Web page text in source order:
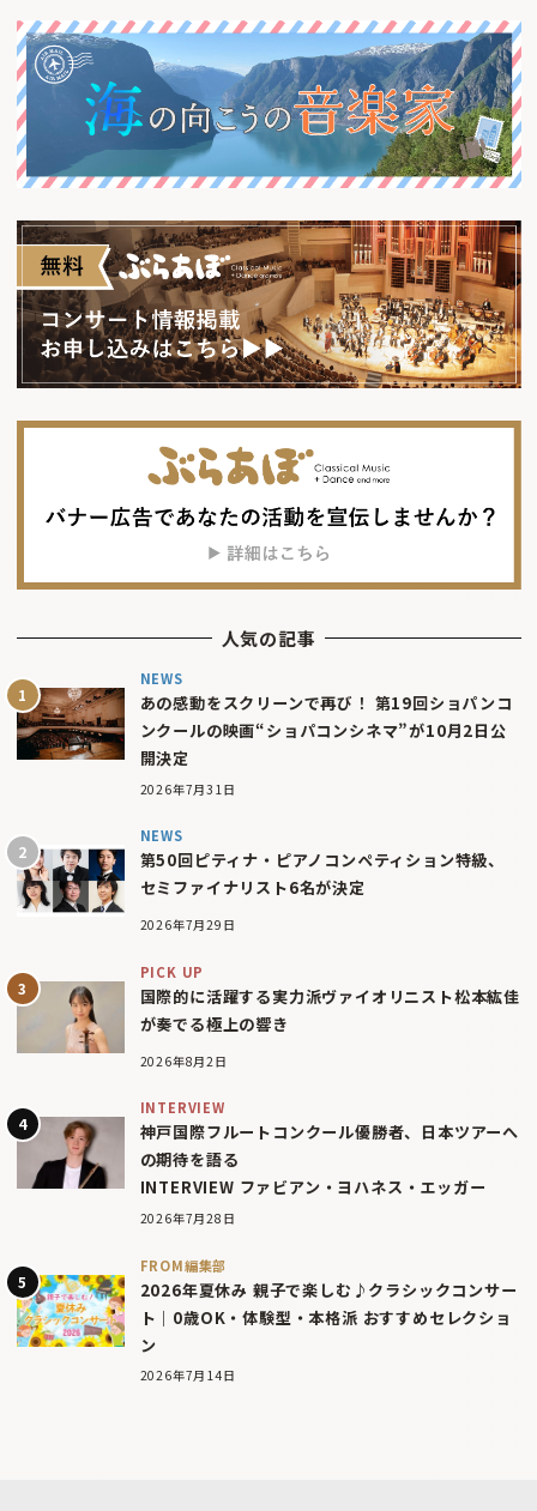
人気の記事
NEWS
あの感動をスクリーンで再び！ 第19回ショパンコ
ンクールの映画“ショパコンシネマ”が10月2日公
開決定
2026年7月31日
NEWS
第50回ピティナ・ピアノコンペティション特級、
セミファイナリスト6名が決定
2026年7月29日
PICK UP
国際的に活躍する実力派ヴァイオリニスト松本紘佳
が奏でる極上の響き
2026年8月2日
INTERVIEW
神戸国際フルートコンクール優勝者、日本ツアーへ
の期待を語る
INTERVIEW ファビアン・ヨハネス・エッガー
2026年7月28日
FROM編集部
2026年夏休み 親子で楽しむ♪クラシックコンサー
ト｜0歳OK・体験型・本格派 おすすめセレクショ
ン
2026年7月14日